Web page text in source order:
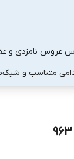
عروس نامزدی و
متناسب و شیک